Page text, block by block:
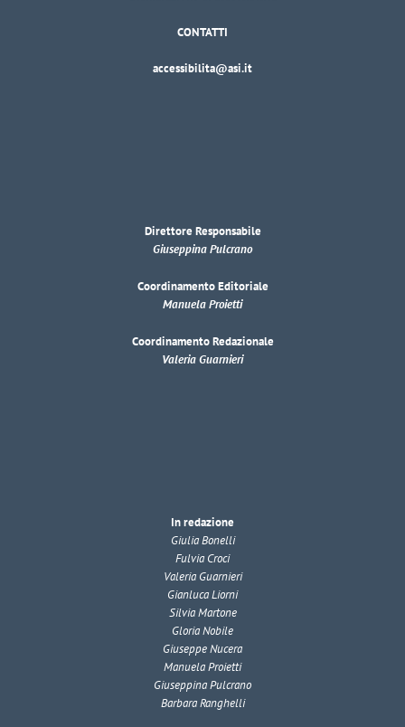
CONTATTI
accessibilita@asi.it
Direttore Responsabile
Giuseppina Pulcrano
Coordinamento Editoriale
Manuela Proietti
Coordinamento Redazionale
Valeria Guarnieri
In redazione
Giulia Bonelli
Fulvia Croci
Valeria Guarnieri
Gianluca Liorni
Silvia Martone
Gloria Nobile
Giuseppe Nucera
Manuela Proietti
Giuseppina Pulcrano
Barbara Ranghelli